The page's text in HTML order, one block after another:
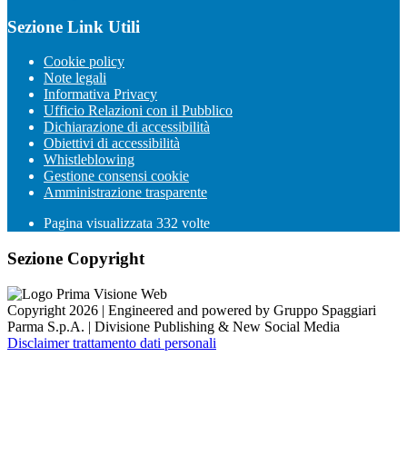
Sezione Link Utili
Cookie policy
Note legali
Informativa Privacy
Ufficio Relazioni con il Pubblico
Dichiarazione di accessibilità
Obiettivi di accessibilità
Whistleblowing
Gestione consensi cookie
Amministrazione trasparente
Pagina visualizzata 332 volte
Sezione Copyright
Copyright 2026 | Engineered and powered by Gruppo Spaggiari
Parma S.p.A. | Divisione Publishing & New Social Media
Disclaimer trattamento dati personali